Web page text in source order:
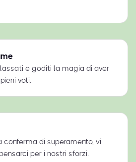
e goditi la magia di aver
voti.
conferma di superamento, vi
per i nostri sforzi.